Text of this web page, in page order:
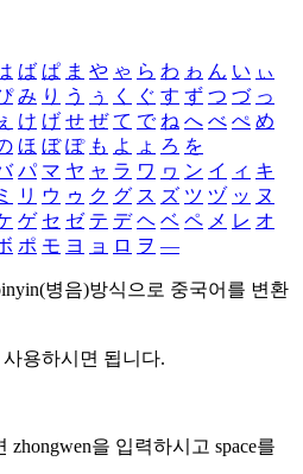
ば ぱ ま や ゃ ら わ ゎ ん い ぃ
み り う ぅ く ぐ す ず つ づ っ
ぇ け げ せ ぜ て で ね へ べ ぺ め
ほ ぼ ぽ も よ ょ ろ を
パ マ ヤ ャ ラ ワ ヮ ン イ ィ キ
ミ リ ウ ゥ ク グ ス ズ ツ ヅ ッ ヌ
ゲ セ ゼ テ デ ヘ ベ ペ メ レ オ
ポ モ ヨ ョ ロ ヲ ―
병음)방식으로 중국어를 변환
용하시면 됩니다.
zhongwen을 입력하시고 space를